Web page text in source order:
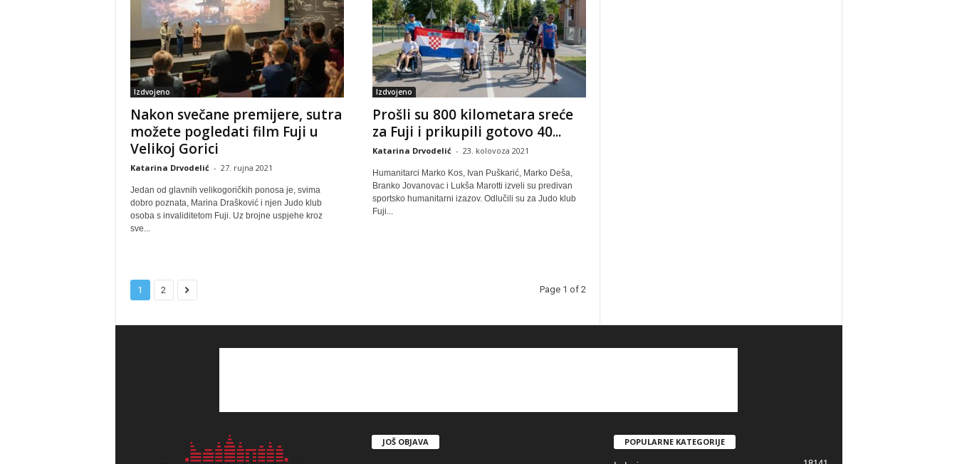
Izdvojeno
Nakon svečane premijere, sutra
možete pogledati film Fuji u
Velikoj Gorici
Katarina Drvodelić - 27. rujna 2021
Jedan od glavnih velikogoričkih ponosa je, svima
dobro poznata, Marina Drašković i njen Judo klub
osoba s invaliditetom Fuji. Uz brojne uspjehe kroz
sve...
Izdvojeno
Prošli su 800 kilometara sreće
za Fuji i prikupili gotovo 40...
Katarina Drvodelić - 23. kolovoza 2021
Humanitarci Marko Kos, Ivan Puškarić, Marko Deša,
Branko Jovanovac i Lukša Marotti izveli su predivan
sportsko humanitarni izazov. Odlučili su za Judo klub
Fuji...
1 2 Page 1 of 2
JOŠ OBJAVA POPULARNE KATEGORIJE